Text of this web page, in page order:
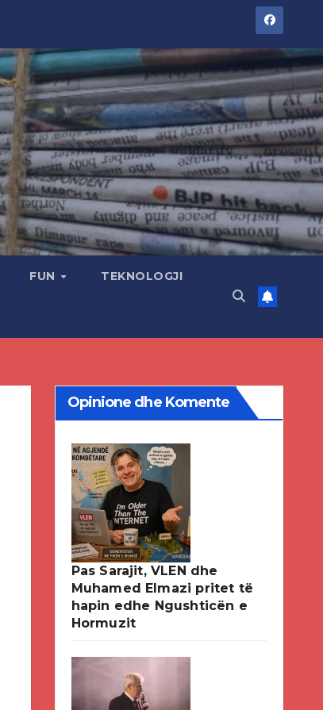
FUN TEKNOLOGJI
Opinione dhe Komente
Pas Sarajit, VLEN dhe
Muhamed Elmazi pritet të
hapin edhe Ngushticën e
Hormuzit